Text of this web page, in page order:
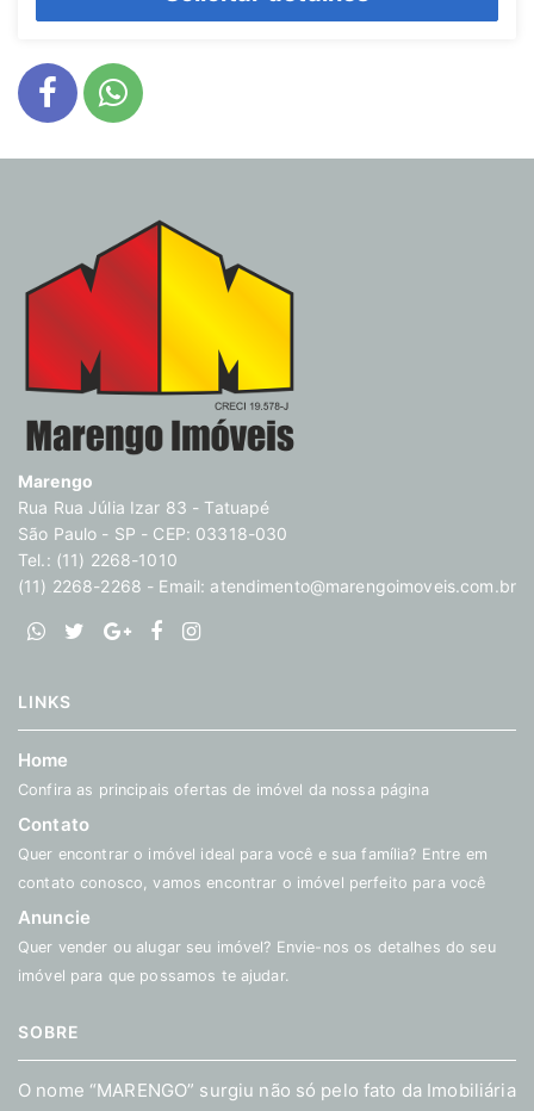
Marengo
Rua Rua Júlia Izar 83 - Tatuapé
São Paulo - SP - CEP: 03318-030
Tel.: (11) 2268-1010
(11) 2268-2268 - Email: atendimento@marengoimoveis.com.br
LINKS
Home
Confira as principais ofertas de imóvel da nossa página
Contato
Quer encontrar o imóvel ideal para você e sua família? Entre em
contato conosco, vamos encontrar o imóvel perfeito para você
Anuncie
Quer vender ou alugar seu imóvel? Envie-nos os detalhes do seu
imóvel para que possamos te ajudar.
SOBRE
O nome “MARENGO” surgiu não só pelo fato da Imobiliária